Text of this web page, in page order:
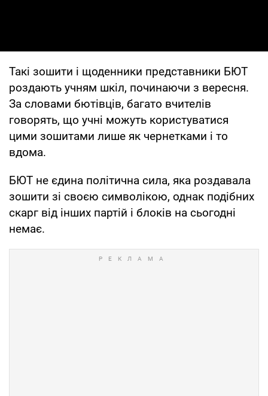
Такі зошити і щоденники представники БЮТ
роздають учням шкіл, починаючи з вересня.
За словами бютівців, багато вчителів
говорять, що учні можуть користуватися
цими зошитами лише як чернетками і то
вдома.
БЮТ не єдина політична сила, яка роздавала
зошити зі своєю символікою, однак подібних
скарг від інших партій і блоків на сьогодні
немає.